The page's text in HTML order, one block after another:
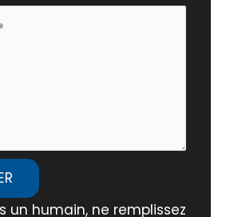
un humain, ne remplissez